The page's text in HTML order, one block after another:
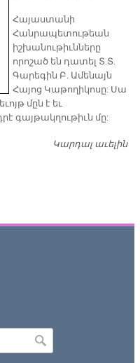
​Հայաստանի
Հանրապետութեան
իշխանութիւնները
որոշած են դատել Տ.Տ.
Գարեգին Բ. Ամենայն
Հայոց Կաթողիկոսը: Սա
մըն է եւ
գայթակղութիւն մը:
Կարդալ աւելին